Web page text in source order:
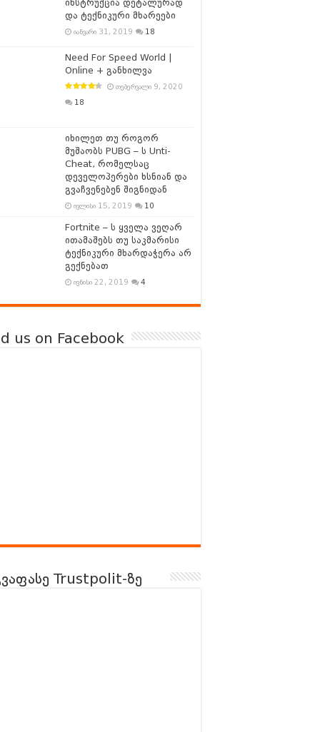
ინსტრუქცია დეტალურად
და ტექნიკური მხარეები
იანვარი 31, 2019 18
Need For Speed World |
Online + განხილვა
თებერვალი 9, 2020
18
იხილეთ თუ როგორ
მუშაობს PUBG – ს Unti-
Cheat, რომელსაც
დეველოპერები ხსნიან და
გვაჩვენებენ შიგნიდან
ივლისი 15, 2019 10
Fortnite – ს ყველა ვეღარ
ითამაშებს თუ საკმარისი
ტექნიკური მხარდაჭერა არ
გექნებათ
ივნისი 22, 2019 4
us on Facebook
Trustpolit-ზე